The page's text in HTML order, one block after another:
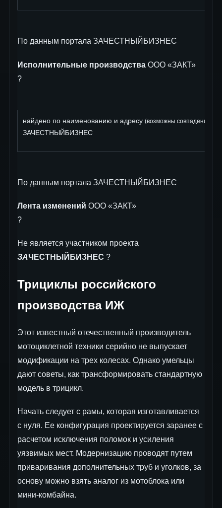
По данным портала ЗАЧЕСТНЫЙБИЗНЕС
Исполнительные производства ООО «ЗАКТ»
?
найдено по наименованию и адресу (возможны совпадения)
ЗАЧЕСТНЫЙБИЗНЕС
По данным портала ЗАЧЕСТНЫЙБИЗНЕС
Лента изменений ООО «ЗАКТ»
?
Не является участником проекта
ЗАЧЕСТНЫЙБИЗНЕС ?
Трициклы российского
производства ИЖ
Этот известный отечественный производитель
мотоциклетной техники серийно не выпускает
модификации на трех колесах. Однако умельцы
дают советы, как трансформировать стандартную
модель в трицикл.
Начать следует с рамы, которая изготавливается
с нуля. Ее конфигурация проектируется заранее с
расчетом исключения поломок и усиления
уязвимых мест. Модернизацию проводят путем
приваривания дополнительных труб и уголков, за
основу можно взять аналог из мотоблока или
мини-комбайна.